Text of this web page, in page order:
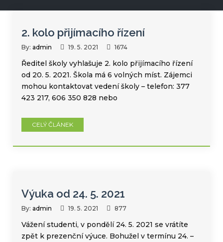
2. kolo přijímacího řízení
By: admin 19. 5. 2021 1674
Ředitel školy vyhlašuje 2. kolo přijímacího řízení
od 20. 5. 2021. Škola má 6 volných míst. Zájemci
mohou kontaktovat vedení školy – telefon: 377
423 217, 606 350 828 nebo
CELÝ ČLÁNEK
Výuka od 24. 5. 2021
By: admin 19. 5. 2021 877
Vážení studenti, v pondělí 24. 5. 2021 se vrátíte
zpět k prezenční výuce. Bohužel v termínu 24. –